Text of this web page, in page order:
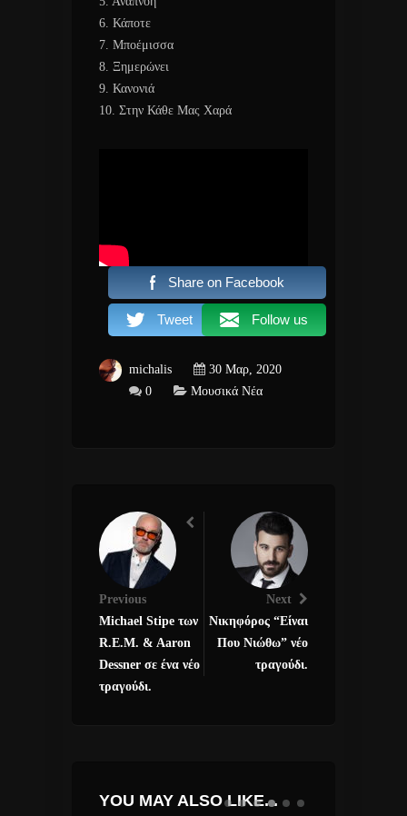
6. Κάποτε
7. Μποέμισσα
8. Ξημερώνει
9. Κανονιά
10. Στην Κάθε Μας Χαρά
Share on Facebook
Tweet Follow us
michalis
30 Μαρ, 2020
0
Μουσικά Νέα
Previous
Michael Stipe των
R.E.M. & Aaron
Dessner σε ένα νέο
τραγούδι.
Next
Νικηφόρος “Είναι
Που Νιώθω” νέο
τραγούδι.
YOU MAY ALSO LIKE...